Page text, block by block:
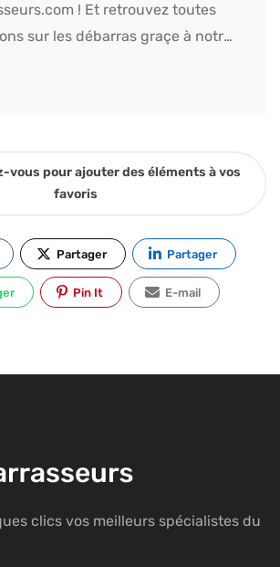
! Et retrouvez toutes
sur les débarras graçe à notre
vous pour ajouter des éléments à vos
favoris
Partager Partager
Pin It E-mail
clics vos meilleurs spécialistes du